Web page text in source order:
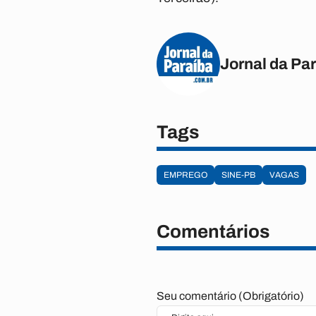
Jornal da
Tags
EMPREGO SINE-PB VAGAS
Comentários
Seu comentário (Obrigatório)